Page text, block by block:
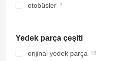
otobüsler
Yedek parça çeşiti
orijinal yedek parça